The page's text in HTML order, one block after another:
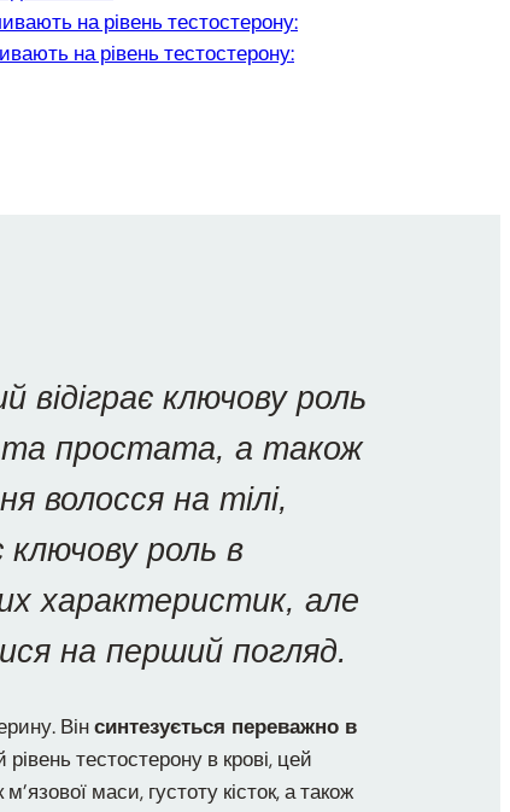
на рівень тестостерону:
на рівень тестостерону:
ключову роль
та простата, а також
волосся на тілі,
ключову роль в
характеристик, але
на перший погляд.
Він синтезується переважно в
тестостерону в крові, цей
маси, густоту кісток, а також